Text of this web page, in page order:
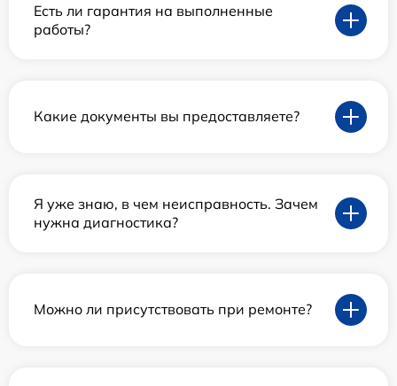
Есть ли гарантия на выполненные
работы?
Какие документы вы предоставляете?
Я уже знаю, в чем неисправность. Зачем
нужна диагностика?
Можно ли присутствовать при ремонте?